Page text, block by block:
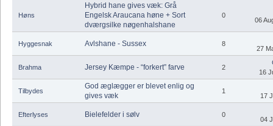
Høns
Hybrid hane gives væk: Grå
Engelsk Araucana høne + Sort
dværgsilke nøgenhalshane
0
06
Hyggesnak Avlshane - Sussex 8
27
Brahma Jersey Kæmpe - “forkert” farve 2
16
Tilbydes
God æglægger er blevet enlig og
gives væk
1
17
Efterlyses Bielefelder i sølv 0
04